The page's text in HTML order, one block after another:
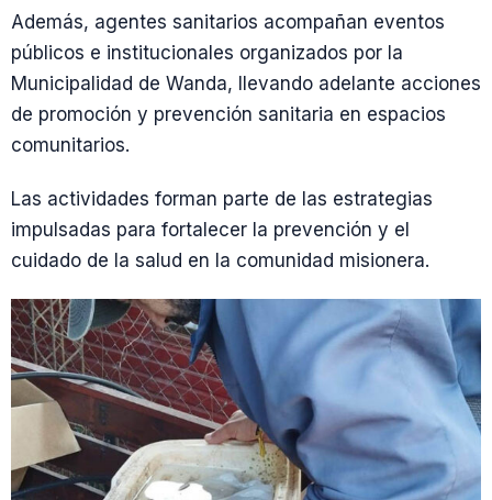
Además, agentes sanitarios acompañan eventos
públicos e institucionales organizados por la
Municipalidad de Wanda, llevando adelante acciones
de promoción y prevención sanitaria en espacios
comunitarios.
Las actividades forman parte de las estrategias
impulsadas para fortalecer la prevención y el
cuidado de la salud en la comunidad misionera.